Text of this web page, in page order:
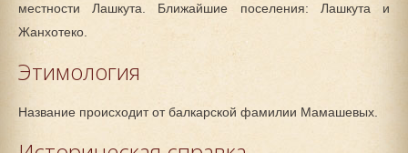
местности Лашкута. Ближайшие поселения: Лашкута и
Жанхотеко.
Этимология
Название происходит от балкарской фамилии Мамашевых.